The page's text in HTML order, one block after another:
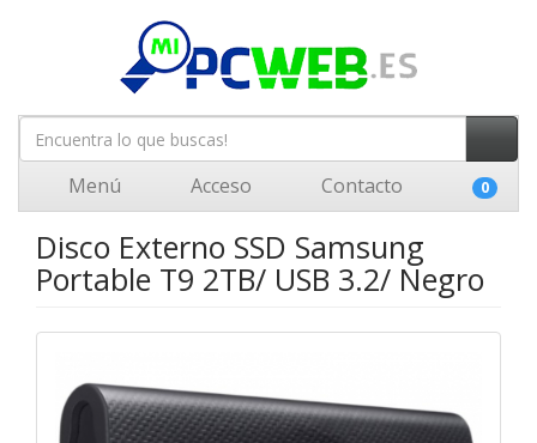
Menú Acceso Contacto 0
Disco Externo SSD Samsung
Portable T9 2TB/ USB 3.2/ Negro